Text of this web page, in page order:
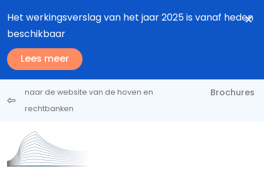
Het werkingsverslag van het jaar 2025 is vanaf heden
beschikbaar
Lees meer
naar de website van de hoven en
rechtbanken
Brochures